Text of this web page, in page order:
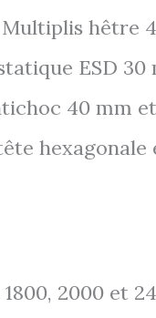
hêtre
ESD 30
40 mm
1800, 2000 et